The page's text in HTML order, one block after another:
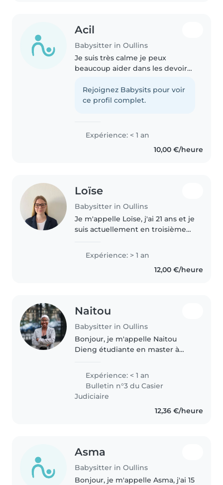
Acil
Babysitter in Oullins
Je suis très calme je peux
beaucoup aider dans les devoirs
jeune âge je peux parfaitement
aider mais sa dépend de l'heure
Rejoignez Babysits pour voir
ce profil complet.
Expérience: < 1 an
10,00 €/heure
Loïse
Babysitter in Oullins
Je m'appelle Loïse, j'ai 21 ans et je
suis actuellement en troisième
l'arrivée des vacances scolaires,
je suis disponible à partir du
Expérience: > 1 an
12,00 €/heure
Naitou
Babysitter in Oullins
Bonjour, je m'appelle Naitou
Dieng étudiante en master à
bienveillante. J'ai déjà aidé à
domicile comme aide-ménagère
et baby-sitter, notamment en
m'occupant..
Expérience: < 1 an
Bulletin n°3 du Casier
Judiciaire
12,36 €/heure
Asma
Babysitter in Oullins
Bonjour, je m'appelle Asma, j'ai 15